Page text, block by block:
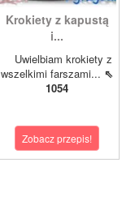
Krokiety z kapustą
i...
Uwielbiam krokiety z
wszelkimi farszami... ⇖
1054
Zobacz przepis!